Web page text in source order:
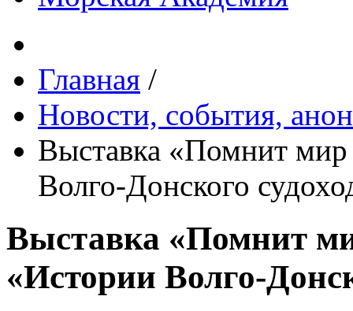
Главная /
Новости, события,
Выставка «Помнит
Волго-Донского
Выставка «Помнит
«Истории Волго-